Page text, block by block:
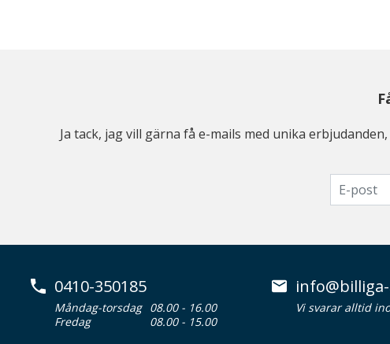
Ja tack, jag vill gärna få e-mails med unika
0410-350185
Måndag-torsdag 08.00 - 16.00
Fredag
08.00 - 15.00
Vi svarar alltid